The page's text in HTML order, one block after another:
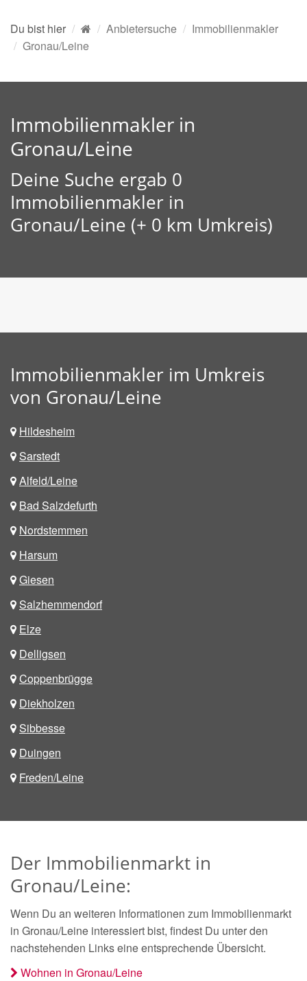
Du bist hier Anbietersuche
Immobilienmakler
Gronau/Leine
Immobilienmakler in
Gronau/Leine
Deine Suche ergab 0
Immobilienmakler in
Gronau/Leine (+ 0 km Umkreis)
Immobilienmakler im Umkreis
von Gronau/Leine
Hildesheim
Sarstedt
Alfeld/Leine
Bad Salzdefurth
Nordstemmen
Harsum
Giesen
Salzhemmendorf
Elze
Delligsen
Coppenbrügge
Diekholzen
Sibbesse
Duingen
Freden/Leine
Der Immobilienmarkt in
Gronau/Leine:
Wenn Du an weiteren Informationen zum Immobilienmarkt
in Gronau/Leine interessiert bist, findest Du unter den
nachstehenden Links eine entsprechende Übersicht.
Wohnen in Gronau/Leine